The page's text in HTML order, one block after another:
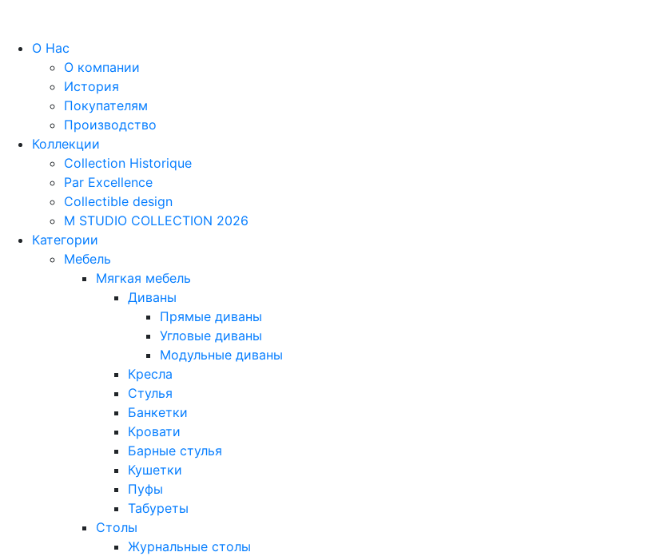
О Нас
О компании
История
Покупателям
Производство
Коллекции
Collection Historique
Par Excellence
Collectible design
M STUDIO COLLECTION 2026
Категории
Мебель
Мягкая мебель
Диваны
Прямые диваны
Угловые диваны
Модульные диваны
Кресла
Стулья
Банкетки
Кровати
Барные стулья
Кушетки
Пуфы
Табуреты
Столы
Журнальные столы